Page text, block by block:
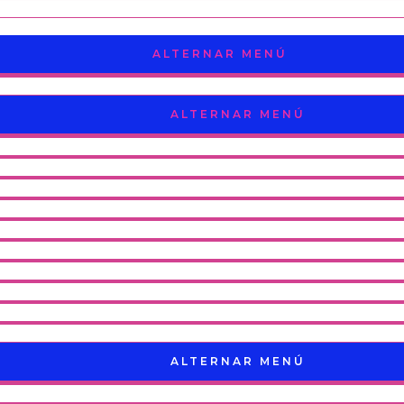
ALTERNAR MENÚ
ALTERNAR MENÚ
ALTERNAR MENÚ